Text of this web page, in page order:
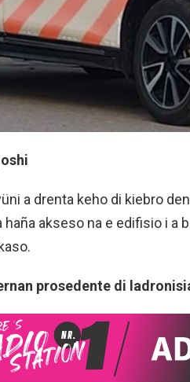
a drenta keho di kiebro
akseso na e edifisio i a
prosedente di